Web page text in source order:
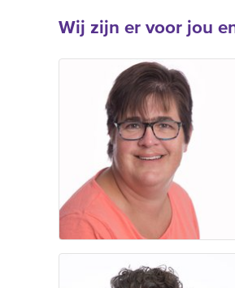
Wij zijn er voor jou